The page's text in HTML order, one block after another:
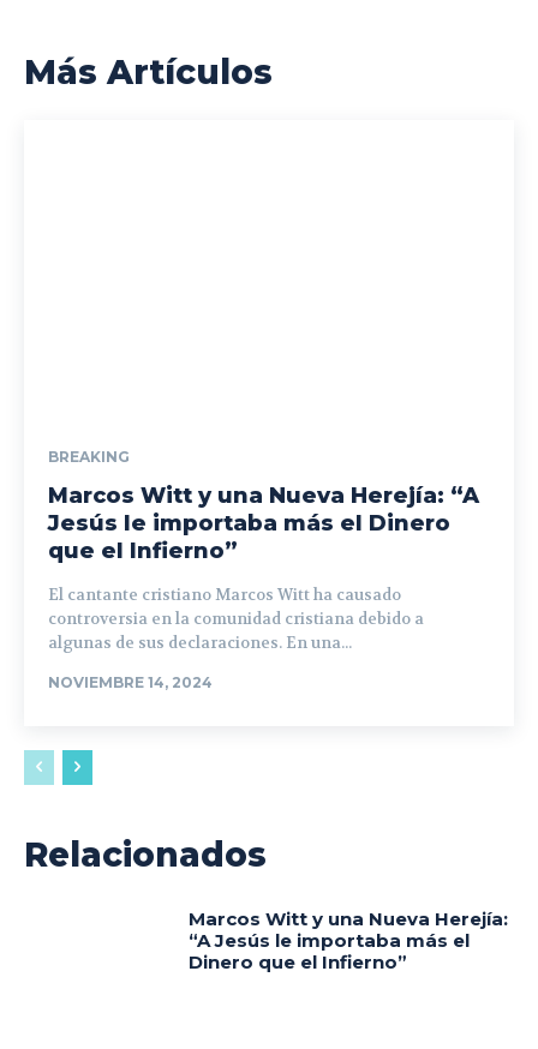
Más Artículos
BREAKING
Marcos Witt y una Nueva Herejía: “A
Jesús le importaba más el Dinero
que el Infierno”
El cantante cristiano Marcos Witt ha causado
controversia en la comunidad cristiana debido a
algunas de sus declaraciones. En una...
NOVIEMBRE 14, 2024
Relacionados
Marcos Witt y una Nueva Herejía:
“A Jesús le importaba más el
Dinero que el Infierno”